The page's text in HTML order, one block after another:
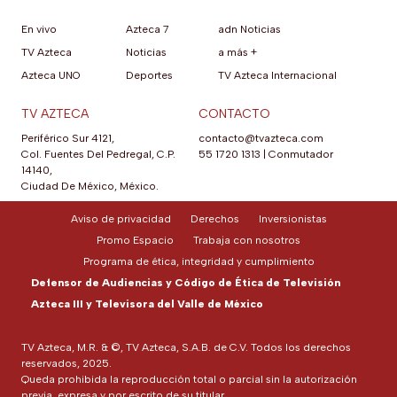
En vivo
TV Azteca
Azteca UNO
Azteca 7
Noticias
Deportes
adn Noticias
a más +
TV Azteca Internacional
TV AZTECA
Periférico Sur 4121,
Col. Fuentes Del Pedregal, C.P.
14140,
Ciudad De México, México.
CONTACTO
contacto@tvazteca.com
55 1720 1313
Conmutador
TV Azteca, M.R. & ©, TV Azteca, S.A.B. de C.V. Todos los derechos
reservados, 2025.
Queda prohibida la reproducción total o parcial sin la autorización
Aviso de privacidad Derechos
Inversionistas
Promo Espacio
Trabaja con nosotros
Programa de ética, integridad y cumplimiento
Defensor de Audiencias y Código de Ética de Televisión
Azteca III y Televisora del Valle de México